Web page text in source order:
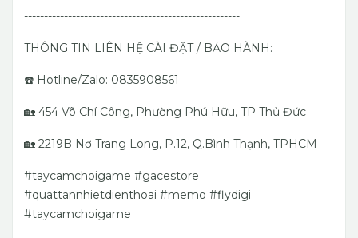
------------------------------------------------------
THÔNG TIN LIÊN HỆ CÀI ĐẶT / BẢO HÀNH:
☎️ Hotline/Zalo: 0835908561
🏡 454 Võ Chí Công, Phường Phú Hữu, TP Thủ Đức
🏡 2219B Nơ Trang Long, P.12, Q.Bình Thạnh, TPHCM
#taycamchoigame #gacestore
#quattannhietdienthoai #memo #flydigi
#taycamchoigame